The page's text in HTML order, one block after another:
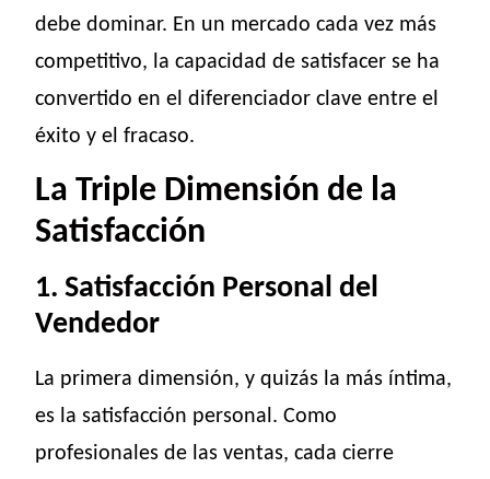
debe dominar. En un mercado cada vez más
competitivo, la capacidad de satisfacer se ha
convertido en el diferenciador clave entre el
éxito y el fracaso.
La Triple Dimensión de la
Satisfacción
1. Satisfacción Personal del
Vendedor
La primera dimensión, y quizás la más íntima,
es la satisfacción personal. Como
profesionales de las ventas, cada cierre